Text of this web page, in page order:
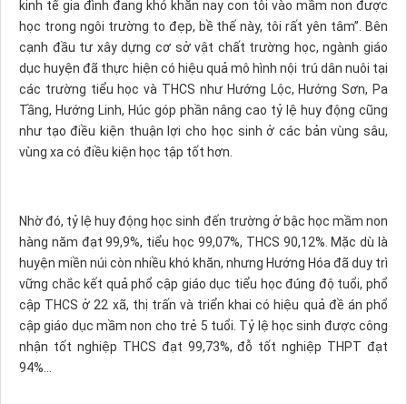
kinh tế gia đình đang khó khăn nay con tôi vào mầm non được
học trong ngôi trường to đẹp, bề thế này, tôi rất yên tâm”. Bên
cạnh đầu tư xây dựng cơ sở vật chất trường học, ngành giáo
dục huyện đã thực hiện có hiệu quả mô hình nội trú dân nuôi tại
các trường tiểu học và THCS như Hướng Lộc, Hướng Sơn, Pa
Tầng, Hướng Linh, Húc góp phần nâng cao tỷ lệ huy động cũng
như tạo điều kiện thuận lợi cho học sinh ở các bản vùng sâu,
vùng xa có điều kiện học tập tốt hơn.
Nhờ đó, tỷ lệ huy động học sinh đến trường ở bậc học mầm non
hàng năm đạt 99,9%, tiểu học 99,07%, THCS 90,12%. Mặc dù là
huyện miền núi còn nhiều khó khăn, nhưng Hướng Hóa đã duy trì
vững chắc kết quả phổ cập giáo dục tiểu học đúng độ tuổi, phổ
cập THCS ở 22 xã, thị trấn và triển khai có hiệu quả đề án phổ
cập giáo dục mầm non cho trẻ 5 tuổi. Tỷ lệ học sinh được công
nhận tốt nghiệp THCS đạt 99,73%, đỗ tốt nghiệp THPT đạt
94%...